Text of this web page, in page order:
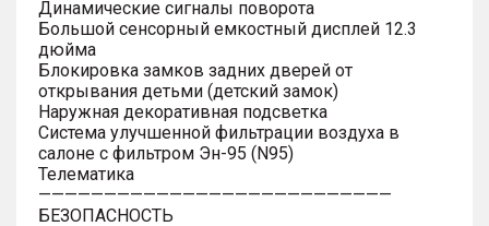
Динамические сигналы поворота
Большой сенсорный емкостный дисплей 12.3
дюйма
Блокировка замков задних дверей от
открывания детьми (детский замок)
Наружная декоративная подсветка
Система улучшенной фильтрации воздуха в
салоне с фильтром Эн-95 (N95)
Телематика
———————————————————————————
БЕЗОПАСНОСТЬ